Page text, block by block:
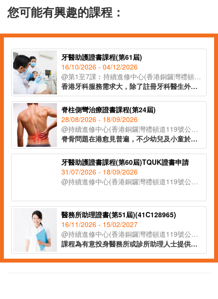
您可能有興趣的課程：
牙醫助護證書課程(第61屆)
16/10/2026 - 04/12/2026
@第1至7課︰持續進修中心(香港銅鑼灣禮頓道119號公理堂大樓21-23樓)
香港牙科服務需求大，除了註冊牙科醫生外，牙醫助護亦出現人手短缺的現象。課程為有意投身牙醫診所助護人士提供機會，教授日常牙醫診所運作及牙醫助護職責，讓學員了解牙科護理專業知識，並掌握相關技巧，以便日後投身牙科護理行業。
脊柱側彎治療證書課程(第24屆)
28/08/2026 - 18/09/2026
@持續進修中心(香港銅鑼灣禮頓道119號公理堂大樓21-23樓)
脊骨問題在港愈見普遍，不少幼兒及小童於發育期已出現脊柱側彎的症狀。課程讓學員辨識脊柱側彎的不同類型，以著名的脊柱康復專家施羅特(Schroth)的三維矯正理論為藍本，配合物理治療及運動治療等保守性的方式紓緩症狀，助學員於不同範籌支援兒童脊柱健康。
牙醫助護證書課程(第60屆)TQUK證書申請
31/07/2026 - 18/09/2026
@持續進修中心(香港銅鑼灣禮頓道119號公理堂大樓21-23樓)
醫務所助理證書(第51屆)(41C128965)
16/11/2026 - 15/02/2027
@持續進修中心(香港銅鑼灣禮頓道119號公理堂大樓21-23樓)
課程為有意投身醫務所或診所助理人士提供培訓，讓學員認識本港醫療系統、醫務所日常運作及醫務所助理的工作範疇。課程內容涵蓋常見疾病的知識與治療方法、常見藥物名稱及基本身體檢查的方法等醫護知識。課堂亦設有實務練習單元（如清潔傷口及量度血壓），讓學員掌握協助醫生處理病人診症及診症工具的使用方法，提升實務工作技能，以便投身診所助理或助護工作。